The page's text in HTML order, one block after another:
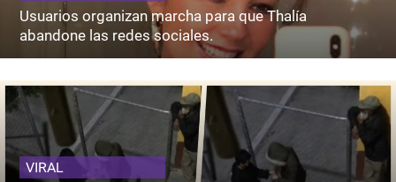
Usuarios organizan marcha para que Thalía
abandone las redes sociales.
VIRAL